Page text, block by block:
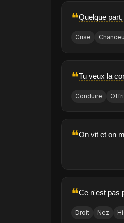
❝Quelque
Crise
❝Tu veux la
Conduire
❝On vit et on
❝Ce n'est pas
Droit Nez